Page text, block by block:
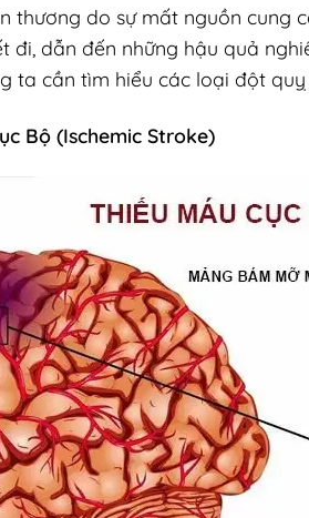
thương do sự mất nguồn cung
đi, dẫn đến những hậu quả
ta cần tìm hiểu các loại đột quỵ
Bộ (Ischemic Stroke)